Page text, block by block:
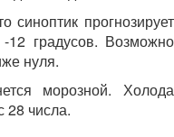
синоптик прогнозирует
градусов. Возможно
нуля.
морозной. Холода
28 числа.